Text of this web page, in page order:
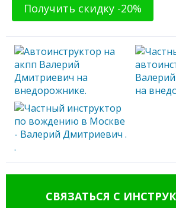
Получить скидку -20%
СВЯЗАТЬСЯ С